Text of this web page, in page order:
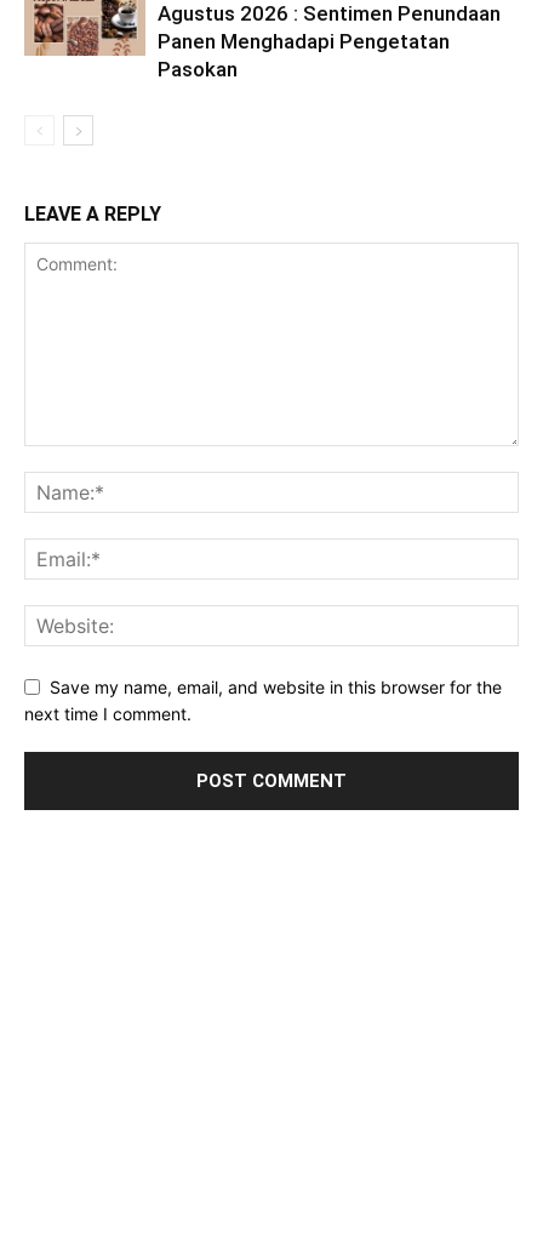
Agustus 2026 : Sentimen Penundaan
Panen Menghadapi Pengetatan
Pasokan
LEAVE A REPLY
Save my name, email, and website in this browser for the
next time I comment.